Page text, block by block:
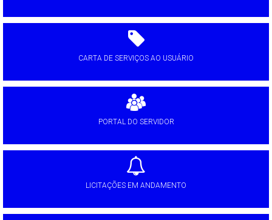
CARTA DE SERVIÇOS AO USUÁRIO
PORTAL DO SERVIDOR
LICITAÇÕES EM ANDAMENTO